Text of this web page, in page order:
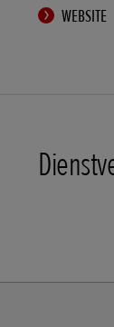
WEBSITE